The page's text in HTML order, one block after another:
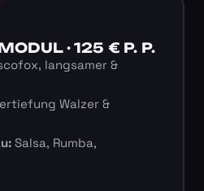
· 125 € P. P.
langsamer &
Walzer &
Salsa, Rumba,